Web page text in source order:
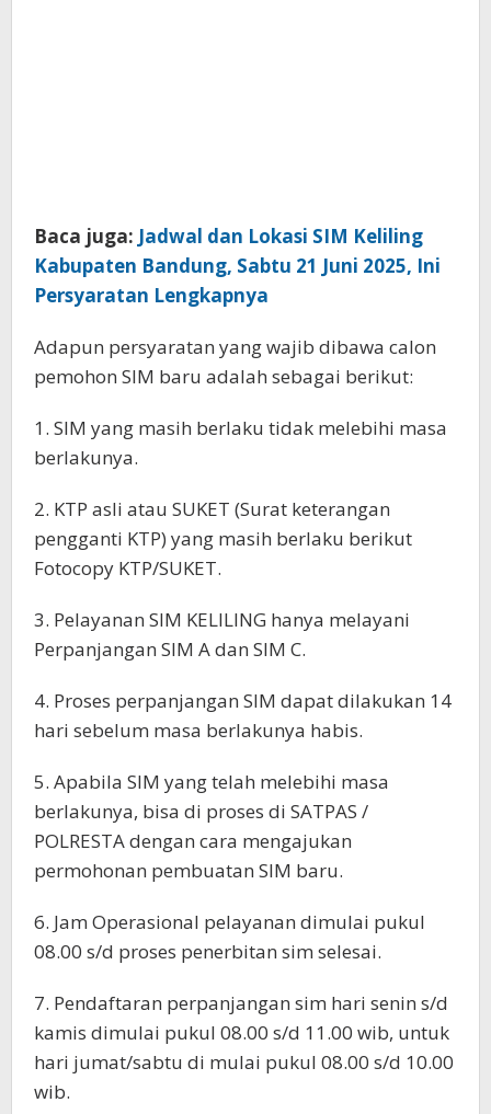
Baca juga: Jadwal dan Lokasi SIM Keliling
Kabupaten Bandung, Sabtu 21 Juni 2025, Ini
Persyaratan Lengkapnya
Adapun persyaratan yang wajib dibawa calon
pemohon SIM baru adalah sebagai berikut:
1. SIM yang masih berlaku tidak melebihi masa
berlakunya.
2. KTP asli atau SUKET (Surat keterangan
pengganti KTP) yang masih berlaku berikut
Fotocopy KTP/SUKET.
3. Pelayanan SIM KELILING hanya melayani
Perpanjangan SIM A dan SIM C.
4. Proses perpanjangan SIM dapat dilakukan 14
hari sebelum masa berlakunya habis.
5. Apabila SIM yang telah melebihi masa
berlakunya, bisa di proses di SATPAS /
POLRESTA dengan cara mengajukan
permohonan pembuatan SIM baru.
6. Jam Operasional pelayanan dimulai pukul
08.00 s/d proses penerbitan sim selesai.
7. Pendaftaran perpanjangan sim hari senin s/d
kamis dimulai pukul 08.00 s/d 11.00 wib, untuk
hari jumat/sabtu di mulai pukul 08.00 s/d 10.00
wib.